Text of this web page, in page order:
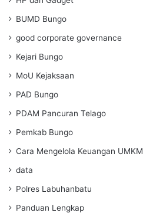
BUMD Bungo
good corporate governance
Kejari Bungo
MoU Kejaksaan
PAD Bungo
PDAM Pancuran Telago
Pemkab Bungo
Cara Mengelola Keuangan UMKM
data
Polres Labuhanbatu
Panduan Lengkap